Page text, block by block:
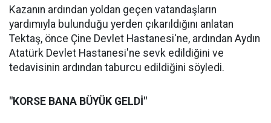
Kazanın ardından yoldan geçen vatandaşların
yardımıyla bulunduğu yerden çıkarıldığını anlatan
Tektaş, önce Çine Devlet Hastanesi'ne, ardından Aydın
Atatürk Devlet Hastanesi'ne sevk edildiğini ve
tedavisinin ardından taburcu edildiğini söyledi.
"KORSE BANA BÜYÜK GELDİ"